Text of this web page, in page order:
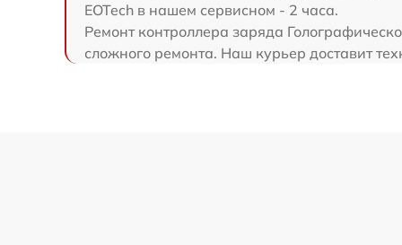
EOTech в нашем сервисном - 2 часа.
Ремонт контроллера заряда
сложного ремонта. Наш курьер доставит